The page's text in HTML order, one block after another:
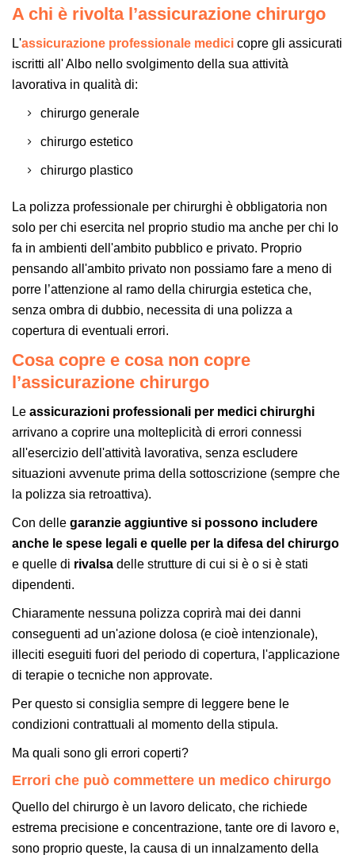
A chi è rivolta l’assicurazione chirurgo
L'assicurazione professionale medici copre gli assicurati
iscritti all' Albo nello svolgimento della sua attività
lavorativa in qualità di:
chirurgo generale
chirurgo estetico
chirurgo plastico
La polizza professionale per chirurghi è obbligatoria non
solo per chi esercita nel proprio studio ma anche per chi lo
fa in ambienti dell'ambito pubblico e privato. Proprio
pensando all'ambito privato non possiamo fare a meno di
porre l’attenzione al ramo della chirurgia estetica che,
senza ombra di dubbio, necessita di una polizza a
copertura di eventuali errori.
Cosa copre e cosa non copre
l’assicurazione chirurgo
Le assicurazioni professionali per medici chirurghi
arrivano a coprire una molteplicità di errori connessi
all'esercizio dell'attività lavorativa, senza escludere
situazioni avvenute prima della sottoscrizione (sempre che
la polizza sia retroattiva).
Con delle garanzie aggiuntive si possono includere
anche le spese legali e quelle per la difesa del chirurgo
e quelle di rivalsa delle strutture di cui si è o si è stati
dipendenti.
Chiaramente nessuna polizza coprirà mai dei danni
conseguenti ad un'azione dolosa (e cioè intenzionale),
illeciti eseguiti fuori del periodo di copertura, l'applicazione
di terapie o tecniche non approvate.
Per questo si consiglia sempre di leggere bene le
condizioni contrattuali al momento della stipula.
Ma quali sono gli errori coperti?
Errori che può commettere un medico chirurgo
Quello del chirurgo è un lavoro delicato, che richiede
estrema precisione e concentrazione, tante ore di lavoro e,
sono proprio queste, la causa di un innalzamento della